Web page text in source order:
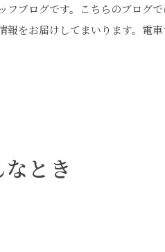
フブログです。こちらのブログ
報をお届けしてまいります。電
とき